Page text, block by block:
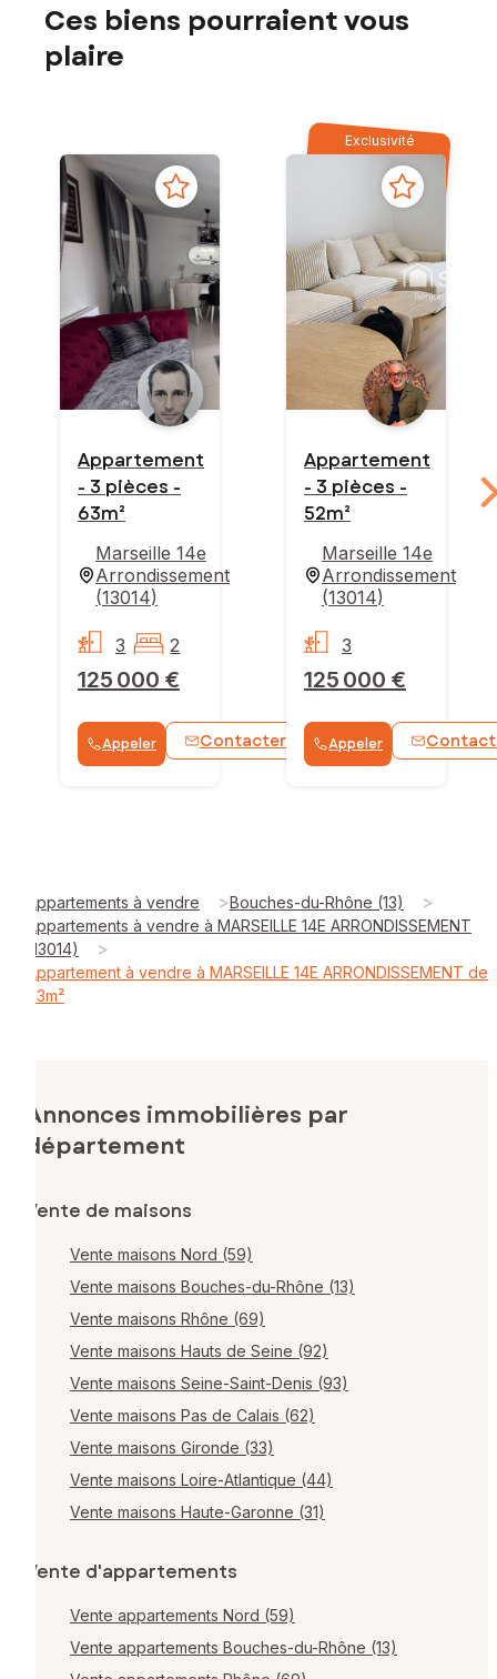
Ces biens pourraient vous
plaire
Appartement
- 3 pièces -
63m²
Marseille 14e
Arrondissement
(13014)
125 000 €
3 2
Appeler Contacter WhatsApp
Exclusivité
Appartement
- 3 pièces -
52m²
Marseille 14e
Arrondissement
(13014)
125 000 €
3
Appeler
Appartements à vendre >Bouches-du-Rhône (13) >
Appartements à vendre à MARSEILLE 14E ARRONDISSEMENT
(13014)
>
Appartement à vendre à MARSEILLE 14E ARRONDISSEMENT de
63m²
Annonces immobilières par
département
Vente de maisons
Vente maisons Nord (59)
Vente maisons Bouches-du-Rhône (13)
Vente maisons Rhône (69)
Vente maisons Hauts de Seine (92)
Vente maisons Seine-Saint-Denis (93)
Vente maisons Pas de Calais (62)
Vente maisons Gironde (33)
Vente maisons Loire-Atlantique (44)
Vente maisons Haute-Garonne (31)
Vente d'appartements
Vente appartements Nord (59)
Vente appartements Bouches-du-Rhône (13)